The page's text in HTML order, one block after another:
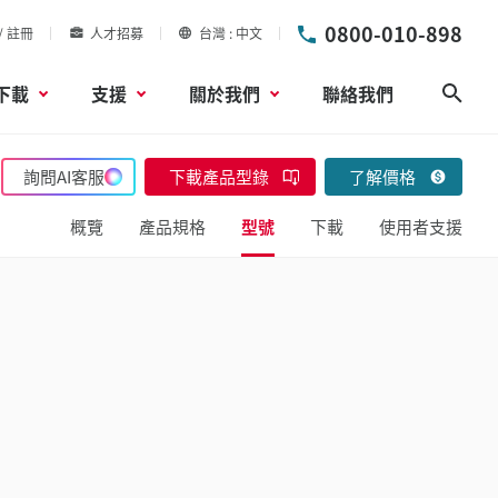
註冊 人才招募 台灣 中文 0800-010-898
載 支援 關於我們 聯絡我們
詢問AI客服 下載產品型錄 了解價格
概覽 產品規格 型號 下載 使用者支援